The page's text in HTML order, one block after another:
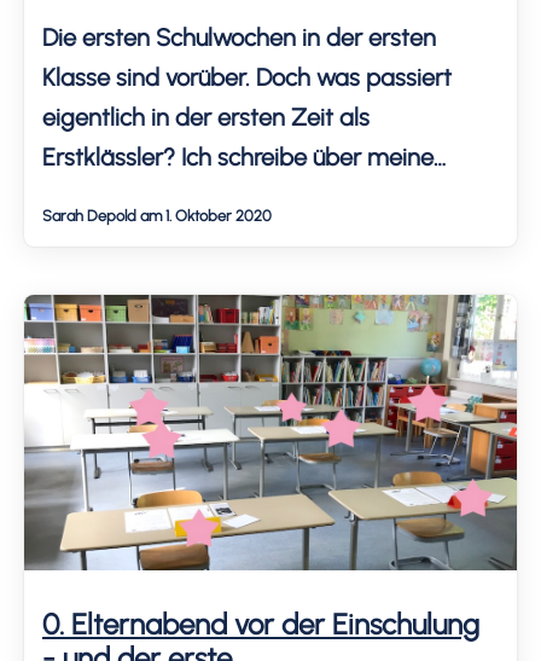
Die ersten Schulwochen in der ersten
Klasse sind vorüber. Doch was passiert
eigentlich in der ersten Zeit als
Erstklässler? Ich schreibe über meine
Sarah Depold am 1. Oktober 2020
0. Elternabend vor der Einschulung